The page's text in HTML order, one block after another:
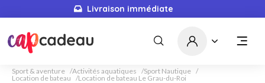
Livraison immédiate
Sport & aventure Activités aquatiques
Sport Nautique
Location de bateau
Location de bateau Le Grau-du-Roi